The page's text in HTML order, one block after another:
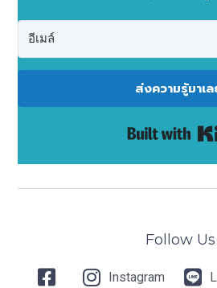
ส่งความรู้มาเ
Follow Us
Instagram